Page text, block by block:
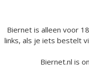
Biernet is alleen voor
links, als je iets bestelt
Biernet.nl is